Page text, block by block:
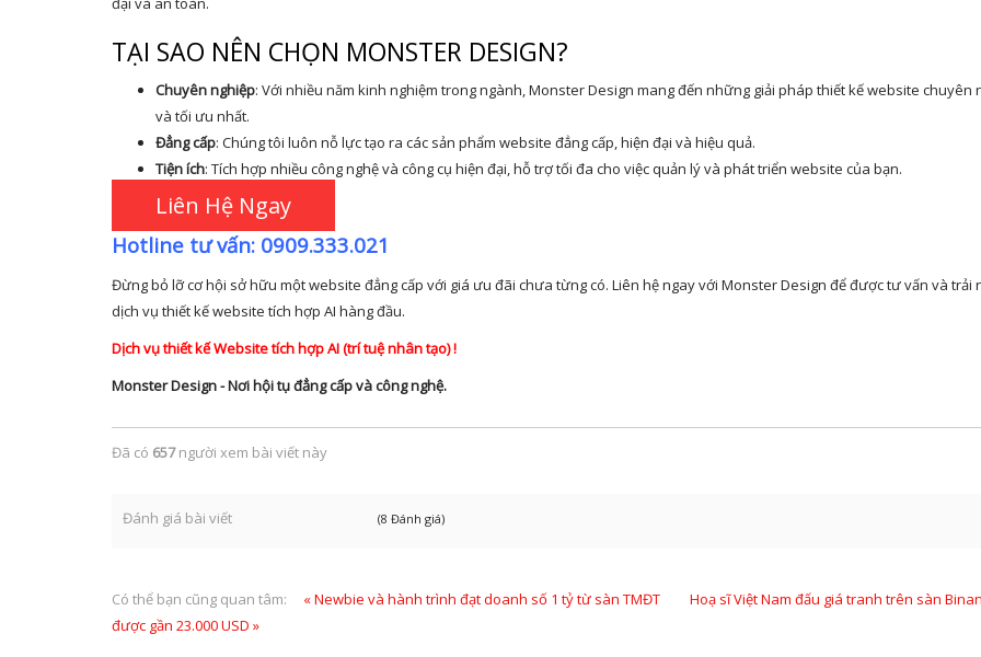
TẠI SAO NÊN CHỌN MONSTER DESIGN?
Chuyên nghiệp: Với nhiều năm kinh nghiệm trong ngành, Monster Design mang đến những giải pháp thiết kế website chuyên
và tối ưu nhất.
Đẳng cấp: Chúng tôi luôn nỗ lực tạo ra các sản phẩm website đẳng cấp, hiện đại và hiệu quả.
Tiện ích: Tích hợp nhiều công nghệ và công cụ hiện đại, hỗ trợ tối đa cho việc quản lý và phát triển website của bạn.
Liên Hệ Ngay
Hotline tư vấn: 0909.333.021
Đừng bỏ lỡ cơ hội sở hữu một website đẳng cấp với giá ưu đãi chưa từng có. Liên hệ ngay với Monster Design để được tư vấn và trải
dịch vụ thiết kế website tích hợp AI hàng đầu.
Dịch vụ thiết kế Website tích hợp AI (trí tuệ nhân tạo) !
Monster Design - Nơi hội tụ đẳng cấp và công nghệ.
Đã có 657người xem bài viết này
Đánh giá bài viết (8 Đánh giá)
Có thể bạn cũng quan tâm: « Newbie và hành trình đạt doanh số 1 tỷ từ sàn TMĐT
Hoạ sĩ Việt Nam đấu giá tranh trên sàn
được gần 23.000 USD »